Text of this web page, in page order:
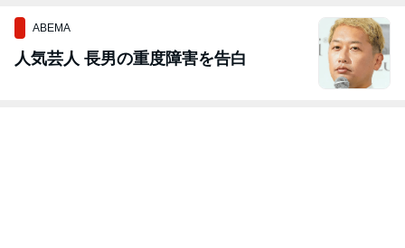
ABEMA
人気芸人 長男の重度障害を告白